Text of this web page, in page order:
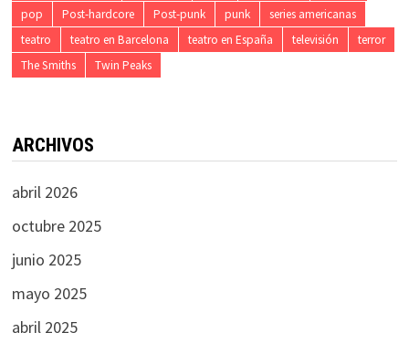
pop Post-hardcore Post-punk punk
series americanas
teatro
teatro en Barcelona teatro en España televisión
terror
The Smiths
Twin Peaks
ARCHIVOS
abril 2026
octubre 2025
junio 2025
mayo 2025
abril 2025